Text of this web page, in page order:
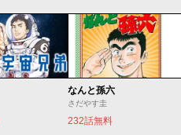
なんと孫六
さだやす圭
232話無料